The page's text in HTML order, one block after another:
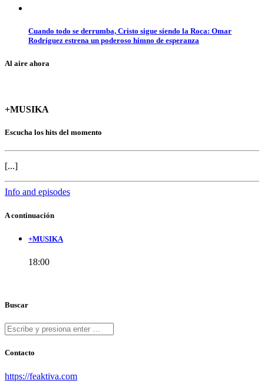
Cuando todo se derrumba, Cristo sigue siendo la Roca: Omar
Rodríguez estrena un poderoso himno de esperanza
Al aire ahora
+MUSIKA
Escucha los hits del momento
[...]
Info and episodes
A continuación
+MUSIKA
18:00
Buscar
Contacto
https://feaktiva.com